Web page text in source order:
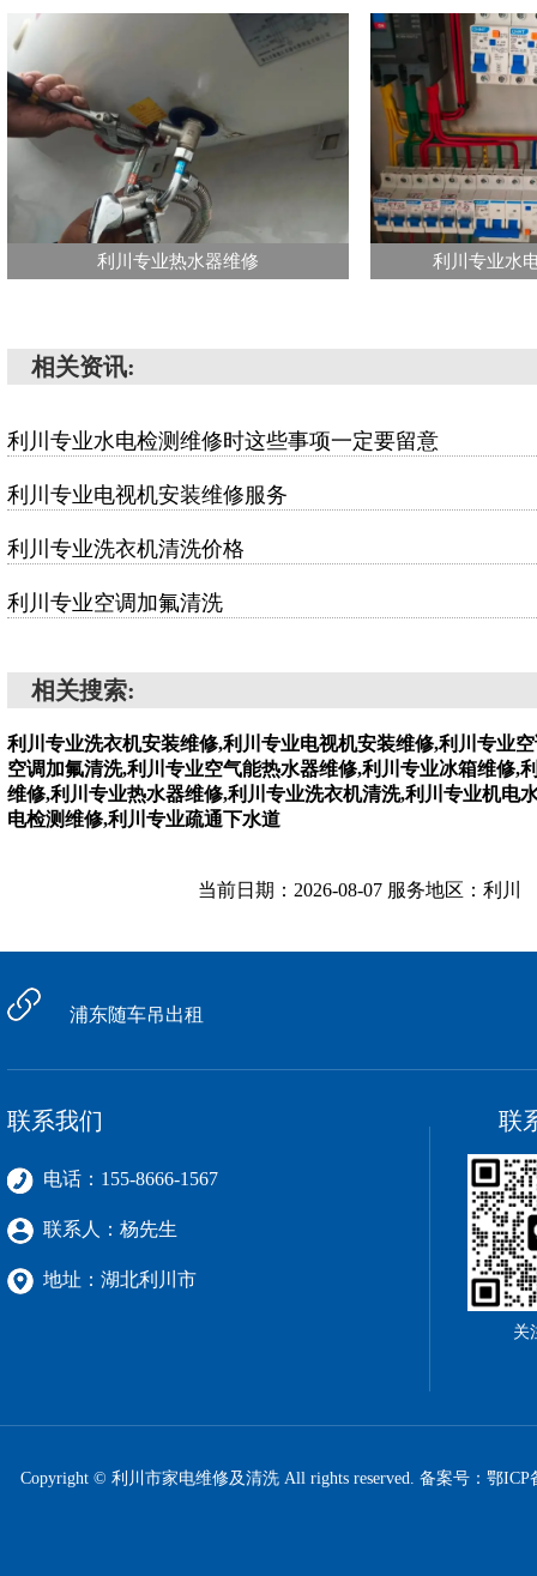
利川专业热水器维修 利川专业水
相关资讯:
利川专业水电检测维修时这些事项一定要留意
利川专业电视机安装维修服务
利川专业洗衣机清洗价格
利川专业空调加氟清洗
相关搜索:
利川专业洗衣机安装维修,利川专业电视机安装维修,利川专业
空调加氟清洗,利川专业空气能热水器维修,利川专业冰箱维修,
维修,利川专业热水器维修,利川专业洗衣机清洗,利川专业机电
电检测维修,利川专业疏通下水道
当前日期：2026-08-07 服务地区：利川
浦东随车吊出租
联系我们
电话：155-8666-1567
联系人：杨先生
地址：湖北利川市
联
关
Copyright © 利川市家电维修及清洗 All rights reserved. 备案号： 鄂ICP